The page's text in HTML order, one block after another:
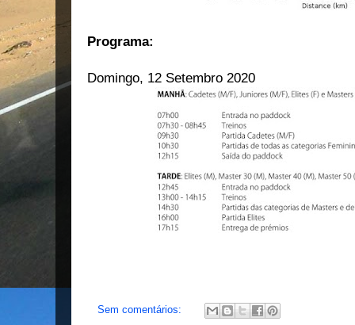
Programa:
Domingo, 12 Setembro 2020
Sem comentários: